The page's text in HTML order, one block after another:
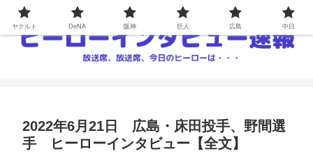
2022年6月21日 広島・床田投手、野間選
手 ヒーローインタビュー【全文】
ヤクルト DeNA 阪神 巨人 広島 中日